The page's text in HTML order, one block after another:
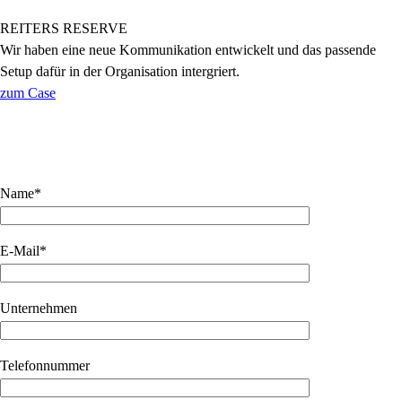
REITERS RESERVE
Wir haben eine neue Kommunikation entwickelt und das passende
Setup dafür in der Organisation intergriert.
zum Case
Name*
E-Mail*
Unternehmen
Telefonnummer